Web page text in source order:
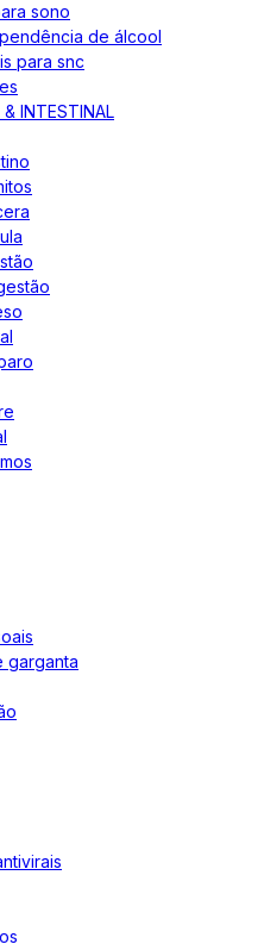
sono
de álcool
para snc
INTESTINAL
garganta